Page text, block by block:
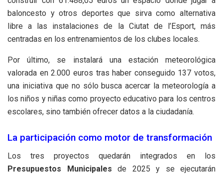
baloncesto y otros deportes que sirva como alternativa
libre a las instalaciones de la Ciutat de l’Esport, más
centradas en los entrenamientos de los clubes locales.
Por último, se instalará una estación meteorológica
valorada en 2.000 euros tras haber conseguido 137 votos,
una iniciativa que no sólo busca acercar la meteorología a
los niños y niñas como proyecto educativo para los centros
escolares, sino también ofrecer datos a la ciudadanía.
La participación como motor de transformación
Los tres proyectos quedarán integrados en los
Presupuestos Municipales de 2025 y se ejecutarán